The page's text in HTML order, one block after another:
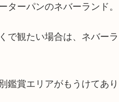
ターパンのネバーランド。
で観たい場合は、ネバー
鑑賞エリアがもうけてあ